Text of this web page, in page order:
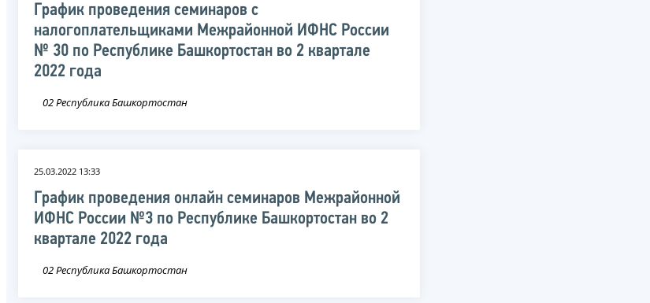
График проведения семинаров с
налогоплательщиками Межрайонной ИФНС России
№ 30 по Республике Башкортостан во 2 квартале
2022 года
02 Республика Башкортостан
25.03.2022 13:33
График проведения онлайн семинаров Межрайонной
ИФНС России №3 по Республике Башкортостан во 2
квартале 2022 года
02 Республика Башкортостан